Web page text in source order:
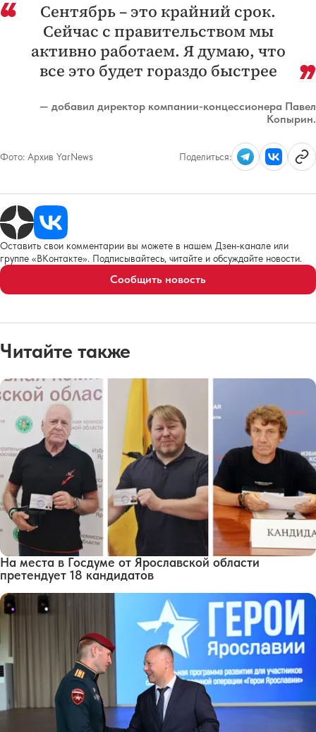
Сентябрь – это крайний срок.
Сейчас с правительством мы
активно работаем. Я думаю, что
все это будет гораздо быстрее
— добавил директор компании-концессионера Павел
Копырин.
Фото: Архив YarNews Поделиться:
Оставить свои комментарии вы можете в нашем Дзен-канале или
группе «ВКонтакте». Подписывайтесь, читайте и обсуждайте новости.
Сообщить новость
Читайте также
На места в Госдуме от Ярославской области
претендует 18 кандидатов